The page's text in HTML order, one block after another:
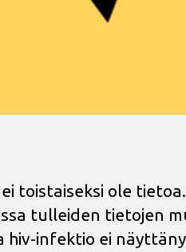
toistaiseksi ole tietoa.
tulleiden tietojen
hiv-infektio ei